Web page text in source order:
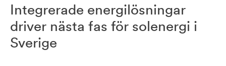
Integrerade energilösningar
driver nästa fas för solenergi i
Sverige